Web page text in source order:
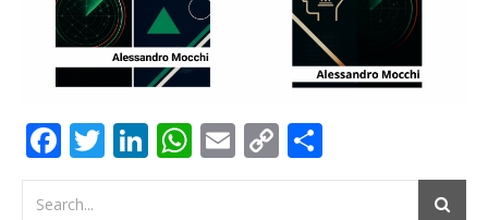
Facebook
Twitter
LinkedIn
WhatsApp
Email
Copy